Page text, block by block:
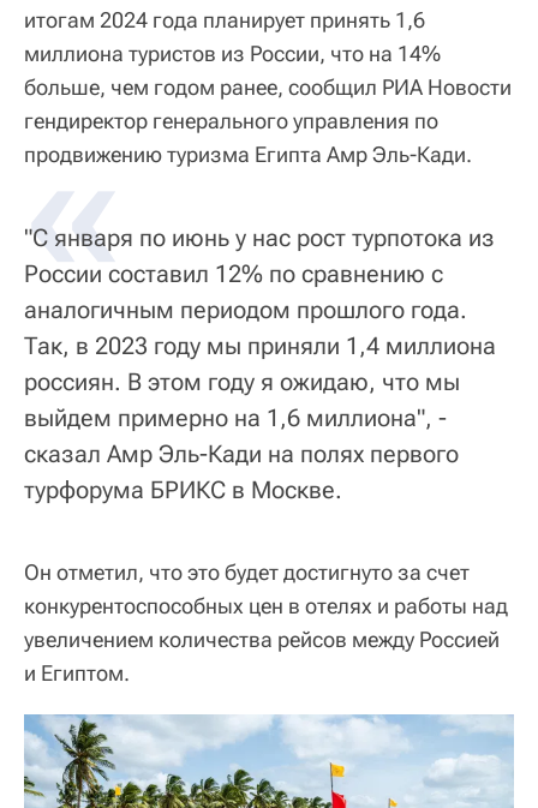
итогам 2024 года планирует принять 1,6
миллиона туристов из России, что на 14%
больше, чем годом ранее, сообщил РИА Новости
гендиректор генерального управления по
продвижению туризма Египта Амр Эль-Кади.
«
"С января по июнь у нас рост турпотока из
России составил 12% по сравнению с
аналогичным периодом прошлого года.
Так, в 2023 году мы приняли 1,4 миллиона
россиян. В этом году я ожидаю, что мы
выйдем примерно на 1,6 миллиона", -
сказал Амр Эль-Кади на полях первого
турфорума БРИКС в Москве.
Он отметил, что это будет достигнуто за счет
конкурентоспособных цен в отелях и работы над
увеличением количества рейсов между Россией
и Египтом.